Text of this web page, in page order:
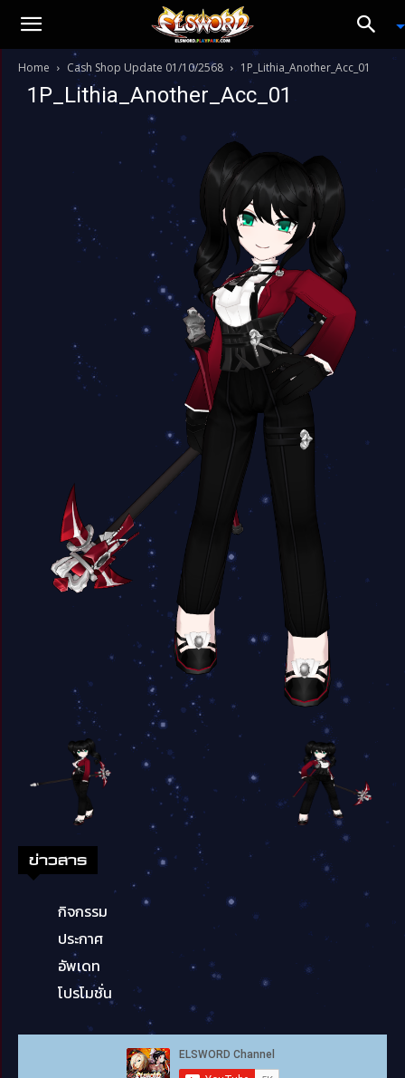
Home Cash Shop Update 01/10/2568 1P_Lithia_Another_Acc_01
1P_Lithia_Another_Acc_01
ข่าวสาร
กิจกรรม
ประกาศ
อัพเดท
โปรโมชั่น